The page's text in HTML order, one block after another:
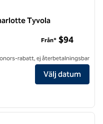
Tyvola
Hilton South Charlotte Tyvola
Från* $94
rabatt, ej återbetalningsbar
Välj datum
nästa